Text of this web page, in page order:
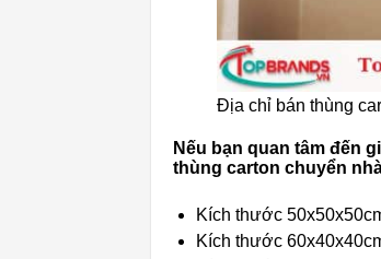
Địa chỉ bán thùng
Nếu bạn quan tâm đến
thùng carton chuyển
Kích thước
Kích thước